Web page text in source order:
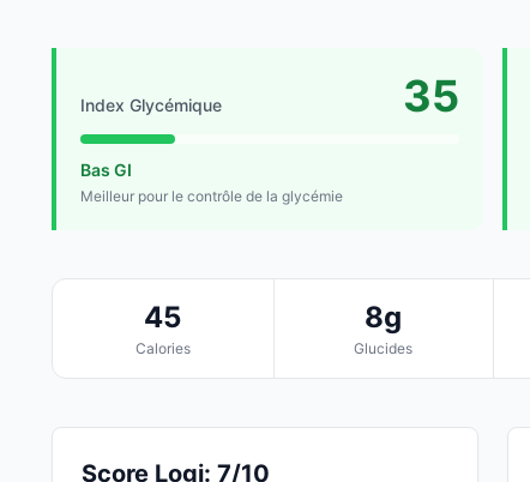
Index Glycémique 35
Bas GI
Meilleur pour le contrôle de la glycémie
45
Calories
8g
Glucides
Score Logi: 7/10